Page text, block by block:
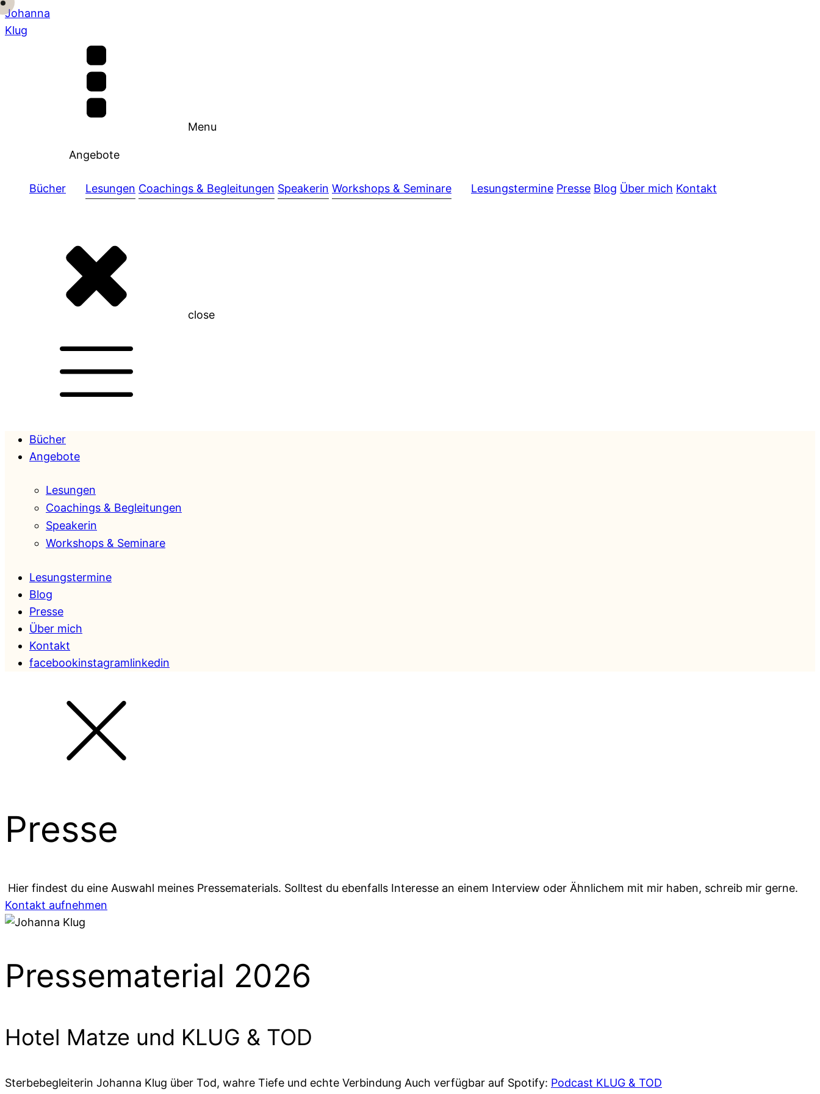
Johanna
Klug
Menu
Bücher
Angebote
Lesungen Coachings & Begleitungen Speakerin Workshops & Seminare Lesungstermine Presse Blog Über mich Kontakt
close
Bücher
Angebote
Lesungen
Coachings & Begleitungen
Speakerin
Workshops & Seminare
Lesungstermine
Blog
Presse
Über mich
Kontakt
facebookinstagramlinkedin
Presse
Hier findest du eine Auswahl meines Pressematerials. Solltest du ebenfalls Interesse an einem Interview oder Ähnlichem mit mir haben, schreib mir gerne.
Kontakt aufnehmen
Pressematerial 2026
Hotel Matze und KLUG & TOD
Sterbebegleiterin Johanna Klug über Tod, wahre Tiefe und echte Verbindung Auch verfügbar auf Spotify: Podcast KLUG & TOD